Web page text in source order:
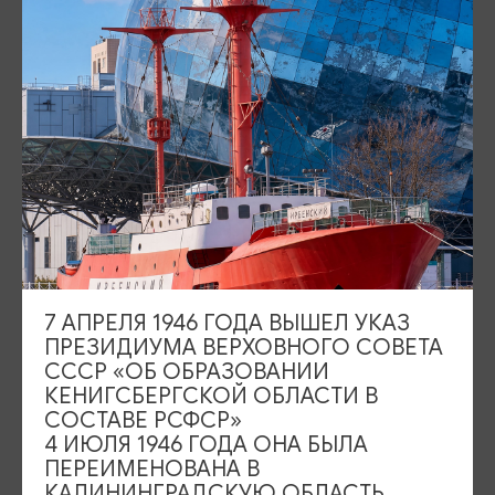
Площадь Победы, 1Открыто
ул. Октябрьская, 2/3Открыто
События
Туры и экскурсии
Где поесть
Чем заняться
Где остановиться
О путешествии в КО
Туристический центр
Подпишитесь на рассылку
7 АПРЕЛЯ 1946 ГОДА ВЫШЕЛ УКАЗ
ПРЕЗИДИУМА ВЕРХОВНОГО СОВЕТА
СССР «ОБ ОБРАЗОВАНИИ
КЕНИГСБЕРГСКОЙ ОБЛАСТИ В
СОСТАВЕ РСФСР»
4 ИЮЛЯ 1946 ГОДА ОНА БЫЛА
ПЕРЕИМЕНОВАНА В